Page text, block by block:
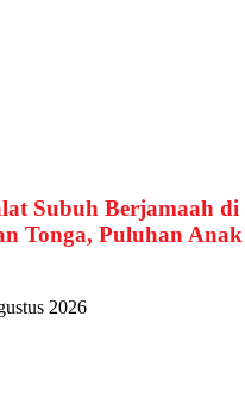
Subuh Berjamaah di
Tonga, Puluhan
2026